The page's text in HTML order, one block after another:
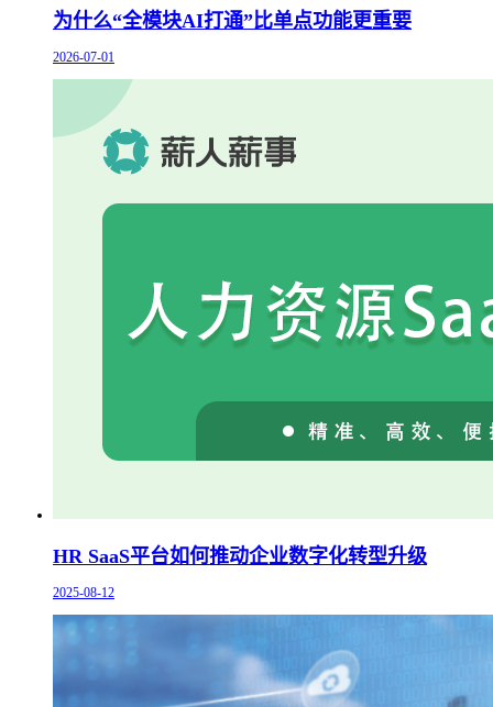
为什么“全模块AI打通”比单点功能更重要
2026-07-01
HR SaaS平台如何推动企业数字化转型升级
2025-08-12